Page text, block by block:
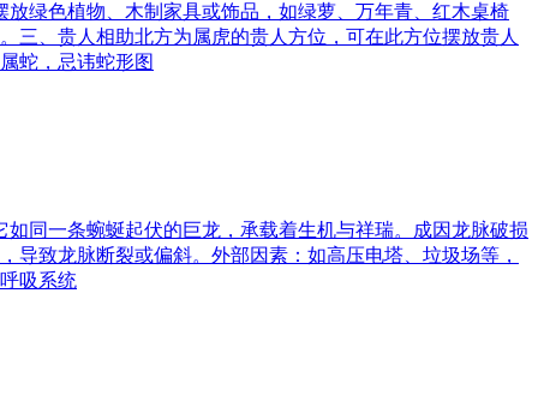
绿色植物、木制家具或饰品，如绿萝、万年青、红木桌椅
三、贵人相助北方为属虎的贵人方位，可在此方位摆放贵人
蛇，忌讳蛇形图
同一条蜿蜒起伏的巨龙，承载着生机与祥瑞。成因龙脉破损
致龙脉断裂或偏斜。外部因素：如高压电塔、垃圾场等，
吸系统